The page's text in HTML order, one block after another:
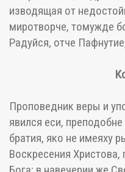
изводящая от
миротворче, томужде
Радуйся, отче
Проповедник веры и
явился еси,
братия, яко не имеяху
Воскресения Христова,